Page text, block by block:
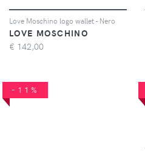
Love Moschino logo wallet - Nero
LOVE MOSCHINO
€ 142,00
-11%